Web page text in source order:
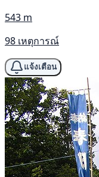
543 m
98 เหตุการณ์
แจ้งเตือน